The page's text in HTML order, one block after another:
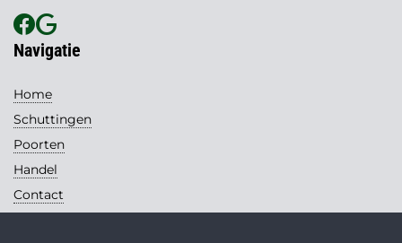
Navigatie
Home
Schuttingen
Poorten
Handel
Contact
Contact